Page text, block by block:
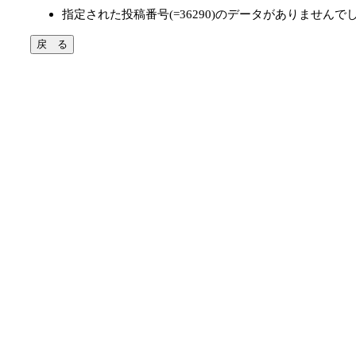
指定された投稿番号(=36290)のデータがありませんで